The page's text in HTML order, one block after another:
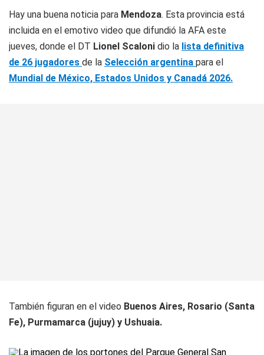
Hay una buena noticia para Mendoza. Esta provincia está
incluida en el emotivo video que difundió la AFA este
jueves, donde el DT Lionel Scaloni dio la lista definitiva
de 26 jugadores de la Selección argentina para el
Mundial de México, Estados Unidos y Canadá 2026.
También figuran en el video Buenos Aires, Rosario (Santa
Fe), Purmamarca (jujuy) y Ushuaia.